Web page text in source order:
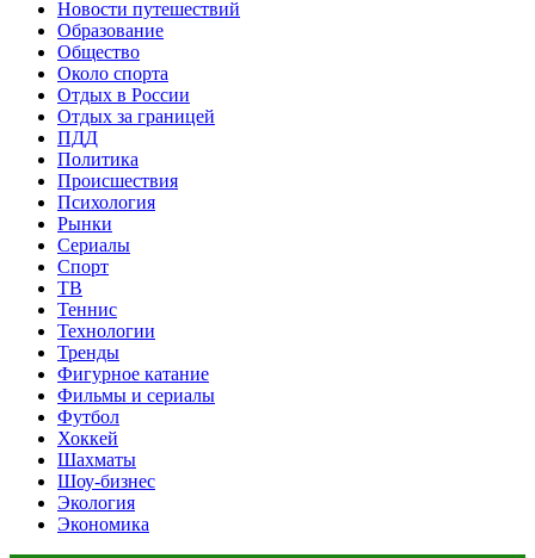
Новости путешествий
Образование
Общество
Около спорта
Отдых в России
Отдых за границей
ПДД
Политика
Происшествия
Психология
Рынки
Сериалы
Спорт
ТВ
Теннис
Технологии
Тренды
Фигурное катание
Фильмы и сериалы
Футбол
Хоккей
Шахматы
Шоу-бизнес
Экология
Экономика